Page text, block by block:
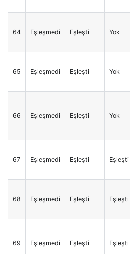
64 Eşleşmedi Eşleşti Yok
65 Eşleşmedi Eşleşti Yok
66 Eşleşmedi Eşleşti Yok
67 Eşleşmedi Eşleşti Eşleşti
68 Eşleşmedi Eşleşti Eşleşti
69 Eşleşmedi Eşleşti Eşleşti